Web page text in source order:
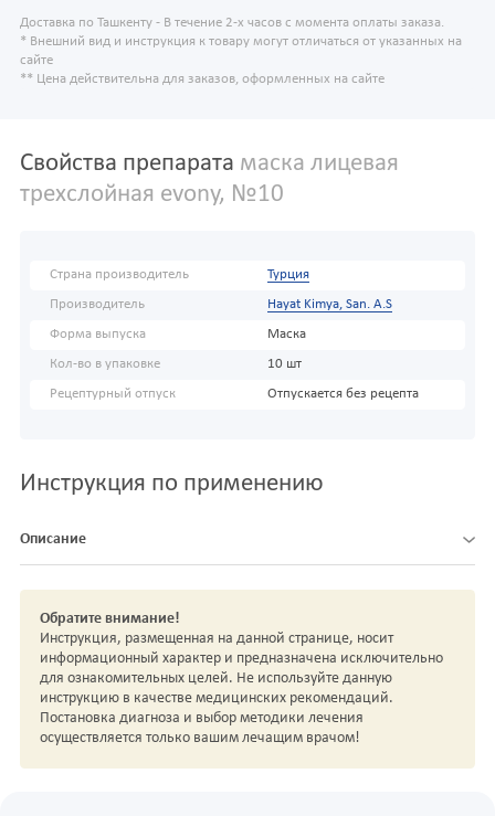
Доставка по Ташкенту - В течение 2-х часов с момента оплаты заказа.
* Внешний вид и инструкция к товару могут отличаться от указанных на
сайте
** Цена действительна для заказов, оформленных на сайте
Свойства препарата маска лицевая
трехслойная evony, №10
Страна производитель Турция
Производитель Hayat Kimya, San. A.S
Форма выпуска Маска
Кол-во в упаковке 10 шт
Рецептурный отпуск Отпускается без рецепта
Инструкция по применению
Описание
Обратите внимание!
Инструкция, размещенная на данной странице, носит
информационный характер и предназначена исключительно
для ознакомительных целей. Не используйте данную
инструкцию в качестве медицинских рекомендаций.
Постановка диагноза и выбор методики лечения
осуществляется только вашим лечащим врачом!